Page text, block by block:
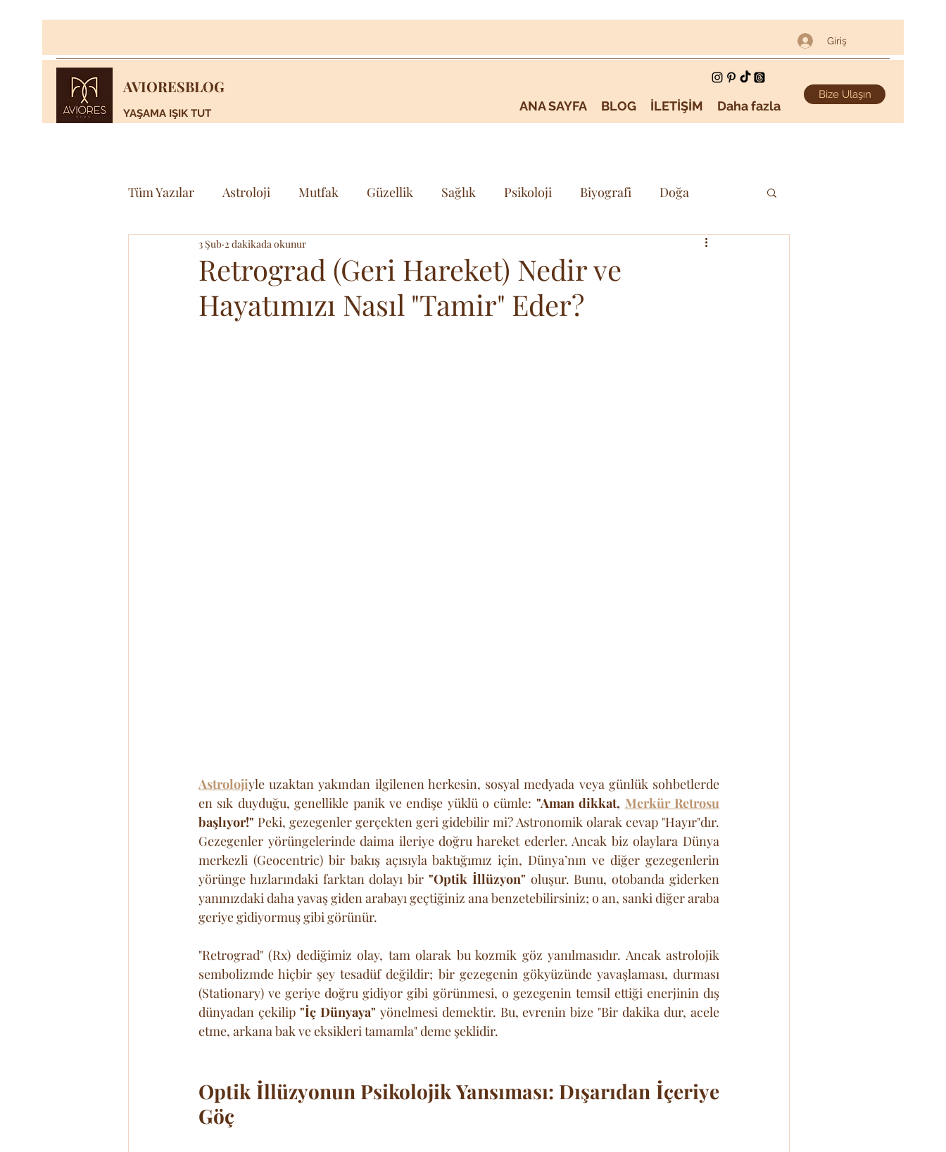
Giriş
AVIORESBLOG
YAŞAMA IŞIK TUT ANA SAYFA BLOG İLETİŞİM Daha fazla
Bize Ulaşın
Tüm Yazılar Astroloji Mutfak Güzellik Sağlık Psikoloji Biyografi Doğa
Bilim & Teknoloji Sanat & Kültür
Retrograd (Geri Hareket) Nedir ve
Hayatımızı Nasıl "Tamir" Eder?
3 Şub 2 dakikada okunur
Astrolojiyle uzaktan yakından ilgilenen herkesin, sosyal medyada veya günlük sohbetlerde
en sık duyduğu, genellikle panik ve endişe yüklü o cümle: "Aman dikkat, Merkür Retrosu
başlıyor!" Peki, gezegenler gerçekten geri gidebilir mi? Astronomik olarak cevap "Hayır"dır.
Gezegenler yörüngelerinde daima ileriye doğru hareket ederler. Ancak biz olaylara Dünya
merkezli (Geocentric) bir bakış açısıyla baktığımız için, Dünya’nın ve diğer gezegenlerin
yörünge hızlarındaki farktan dolayı bir "Optik İllüzyon" oluşur. Bunu, otobanda giderken
yanınızdaki daha yavaş giden arabayı geçtiğiniz ana benzetebilirsiniz; o an, sanki diğer araba
geriye gidiyormuş gibi görünür.
"Retrograd" (Rx) dediğimiz olay, tam olarak bu kozmik göz yanılmasıdır. Ancak astrolojik
sembolizmde hiçbir şey tesadüf değildir; bir gezegenin gökyüzünde yavaşlaması, durması
(Stationary) ve geriye doğru gidiyor gibi görünmesi, o gezegenin temsil ettiği enerjinin dış
dünyadan çekilip "İç Dünyaya" yönelmesi demektir. Bu, evrenin bize "Bir dakika dur, acele
etme, arkana bak ve eksikleri tamamla" deme şeklidir.
Optik İllüzyonun Psikolojik Yansıması: Dışarıdan İçeriye
Göç